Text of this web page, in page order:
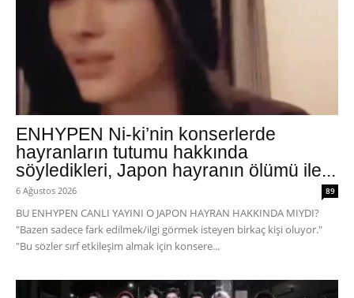
ENHYPEN Ni-ki’nin konserlerde
hayranların tutumu hakkında
söyledikleri, Japon hayranın ölümü ile...
6 Ağustos 2026 89
BU ENHYPEN CANLI YAYINI O JAPON HAYRAN HAKKINDA MIYDI?
"Bazen sadece fark edilmek/ilgi görmek isteyen birkaç kişi oluyor."
"Bu sözler sırf etkileşim almak için konsere...